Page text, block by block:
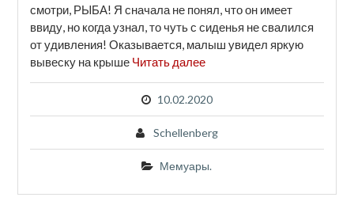
смотри, РЫБА! Я сначала не понял, что он имеет
ввиду, но когда узнал, то чуть с сиденья не свалился
от удивления! Оказывается, малыш увидел яркую
вывеску на крыше Читать далее
10.02.2020
Schellenberg
Мемуары.